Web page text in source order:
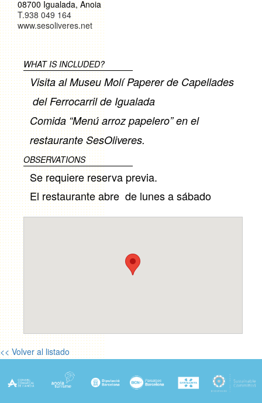
08700 Igualada, Anoia
T.938 049 164
www.sesoliveres.net
WHAT IS INCLUDED?
Visita al Museu Molí Paperer de Capellades
del Ferrocarril de Igualada
Comida “Menú arroz papelero” en el
restaurante SesOliveres.
OBSERVATIONS
Se requiere reserva previa.
El restaurante abre de lunes a sábado
<< Volver al listado